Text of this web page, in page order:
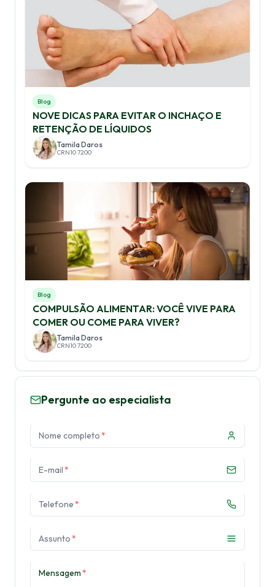
Blog
NOVE DICAS PARA EVITAR O INCHAÇO E
RETENÇÃO DE LÍQUIDOS
Tamila Daros
CRN10 7200
Blog
COMPULSÃO ALIMENTAR: VOCÊ VIVE PARA
COMER OU COME PARA VIVER?
Tamila Daros
CRN10 7200
Pergunte ao especialista
Nome completo*
E-mail*
Telefone*
Assunto*
Mensagem*